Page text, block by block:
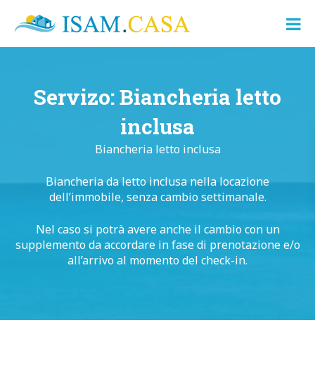
ISAM.CASA
Dove
Cerco
Servizo:Biancheria letto
inclusa
Biancheria letto inclusa
Biancheria da letto inclusa nella locazione
dell’immobile, senza cambio settimanale.
Nel caso si potrà avere anche il cambio con un
supplemento da accordare in fase di prenotazione e/o
all’arrivo al momento del check-in.